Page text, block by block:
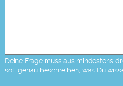
Deine Frage muss aus mindestens
soll genau beschreiben, was Du